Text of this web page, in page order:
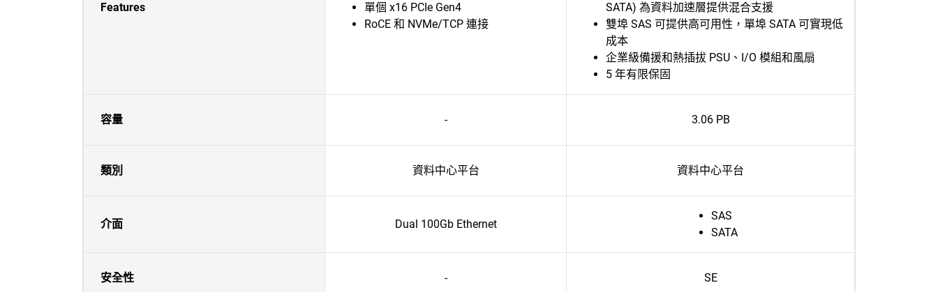
Features
單個 x16 PCIe Gen4
RoCE 和 NVMe/TCP 連接
SATA) 為資料加速層提供混合支援
雙埠 SAS 可提供高可用性，單埠 SATA 可實現低
成本
企業級備援和熱插拔 PSU、I/O 模組和風扇
5 年有限保固
容量 - 3.06 PB
類別 資料中心平台 資料中心平台
介面 Dual 100Gb Ethernet
SAS
SATA
安全性 - SE